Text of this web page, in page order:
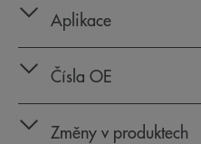
Aplikace
Čísla OE
Změny v produktech